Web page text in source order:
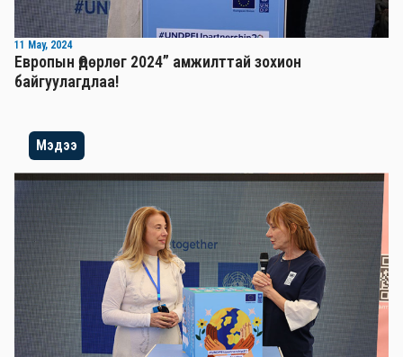
11 May, 2024
Европын Өдөрлөг 2024” амжилттай зохион
байгуулагдлаа!
Мэдээ